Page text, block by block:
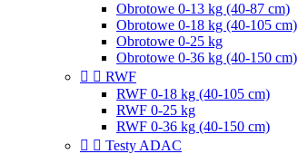
Obrotowe 0-13 kg (40-87 cm)
Obrotowe 0-18 kg (40-105 cm)
Obrotowe 0-25 kg
Obrotowe 0-36 kg (40-150 cm)
  RWF
RWF 0-18 kg (40-105 cm)
RWF 0-25 kg
RWF 0-36 kg (40-150 cm)
  Testy ADAC